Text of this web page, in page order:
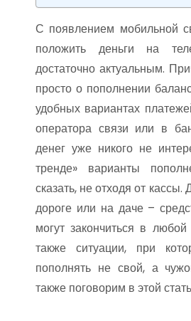
С появлением мобильной
положить деньги на
достаточно актуальным.
просто о пополнении
удобных вариантах
оператора связи или в
денег уже никого не
тренде» варианты
сказать, не отходя от кассы.
дороге или на даче –
могут закончиться в
также ситуации, при
пополнять не свой, а
также поговорим в этой